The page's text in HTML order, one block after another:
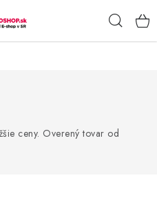
ceny. Overený tovar od